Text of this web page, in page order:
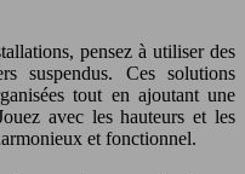
pensez à utiliser des
suspendus. Ces solutions
tout en ajoutant une
avec les hauteurs et les
et fonctionnel.